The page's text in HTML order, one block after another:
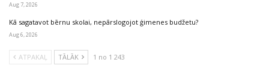
Aug 7, 2026
Kā sagatavot bērnu skolai, nepārslogojot ģimenes budžetu?
Aug 6, 2026
ATPAKAĻ TĀLĀK 1 no 1 243